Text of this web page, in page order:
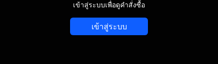
เข้าสู่ระบบเพื่อดูคำสั่งซื้อ
เข้าสู่ระบบ